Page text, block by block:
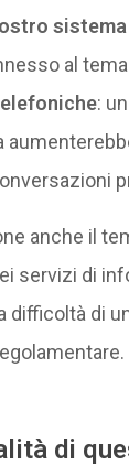
al
:
anche il
servizi di
difficoltà di
di